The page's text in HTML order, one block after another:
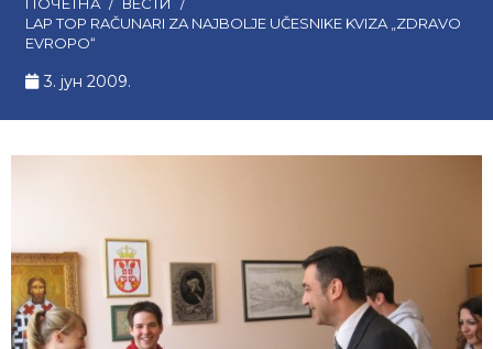
LAP TOP RAČUNARI ZA NAJBOLJE UČESNIKE KVIZA „ZDRAVO
EVROPO“
3. јун 2009.